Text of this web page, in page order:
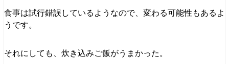
食事は試行錯誤しているようなので、変わる可能性もあるよ
うです。
それにしても、炊き込みご飯がうまかった。